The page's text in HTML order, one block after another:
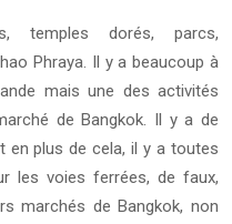
temples dorés, parcs,
Phraya. Il y a beaucoup à
mais une des activités
de Bangkok. Il y a de
en plus de cela, il y a toutes
les voies ferrées, de faux,
marchés de Bangkok, non